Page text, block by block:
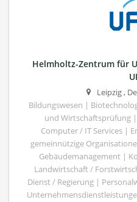
Helmholtz-Zentrum für
Leipzig,
Bildungswesen |
und Wirtschaftsprüfung
Computer / IT Services |
gemeinnützige
Gebäudemanagement |
Landwirtschaft /
Dienst / Regierung |